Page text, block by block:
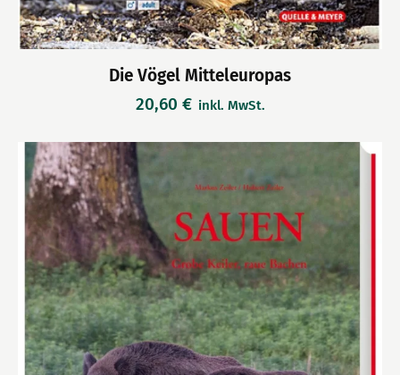
Die Vögel Mitteleuropas
20,60 € inkl. MwSt.